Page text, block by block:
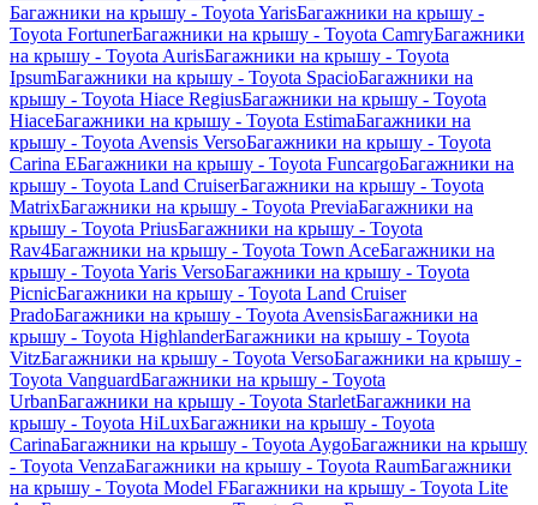
Багажники на крышу - Toyota YarisБагажники на крышу -
Toyota FortunerБагажники на крышу - Toyota CamryБагажники
на крышу - Toyota AurisБагажники на крышу - Toyota
IpsumБагажники на крышу - Toyota SpacioБагажники на
крышу - Toyota Hiace RegiusБагажники на крышу - Toyota
HiaceБагажники на крышу - Toyota EstimaБагажники на
крышу - Toyota Avensis VersoБагажники на крышу - Toyota
Carina EБагажники на крышу - Toyota FuncargoБагажники на
крышу - Toyota Land CruiserБагажники на крышу - Toyota
MatrixБагажники на крышу - Toyota PreviaБагажники на
крышу - Toyota PriusБагажники на крышу - Toyota
Rav4Багажники на крышу - Toyota Town AceБагажники на
крышу - Toyota Yaris VersoБагажники на крышу - Toyota
PicnicБагажники на крышу - Toyota Land Cruiser
PradoБагажники на крышу - Toyota AvensisБагажники на
крышу - Toyota HighlanderБагажники на крышу - Toyota
VitzБагажники на крышу - Toyota VersoБагажники на крышу -
Toyota VanguardБагажники на крышу - Toyota
UrbanБагажники на крышу - Toyota StarletБагажники на
крышу - Toyota HiLuxБагажники на крышу - Toyota
CarinaБагажники на крышу - Toyota AygoБагажники на крышу
- Toyota VenzaБагажники на крышу - Toyota RaumБагажники
на крышу - Toyota Model FБагажники на крышу - Toyota Lite